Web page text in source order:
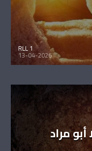
RLL 1
13-04-2026
مراد